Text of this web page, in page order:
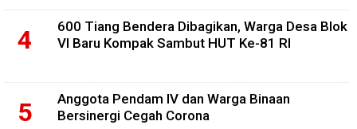
600 Tiang Bendera Dibagikan, Warga Desa Blok
VI Baru Kompak Sambut HUT Ke-81 RI
Anggota Pendam IV dan Warga Binaan
Bersinergi Cegah Corona